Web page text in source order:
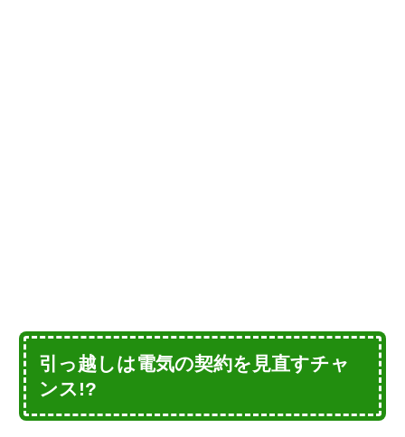
引っ越しは電気の契約を見直すチャ
ンス!?